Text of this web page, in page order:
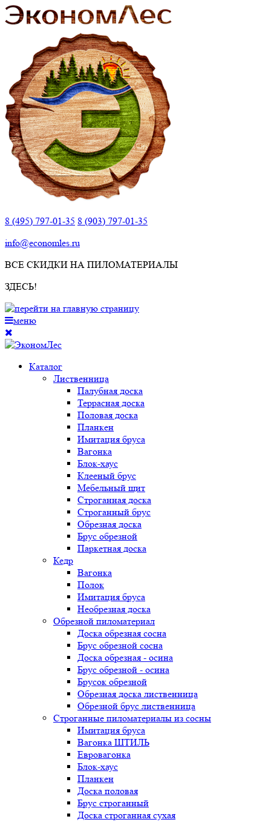
8 (495) 797-01-35 8 (903) 797-01-35
info@economles.ru
ВСЕ СКИДКИ НА ПИЛОМАТЕРИАЛЫ
ЗДЕСЬ!
меню
Каталог
Лиственница
Палубная доска
Террасная доска
Половая доска
Планкен
Имитация бруса
Вагонка
Блок-хаус
Клееный брус
Мебельный щит
Строганная доска
Строганный брус
Обрезная доска
Брус обрезной
Паркетная доска
Кедр
Вагонка
Полок
Имитация бруса
Необрезная доска
Обрезной пиломатериал
Доска обрезная сосна
Брус обрезной сосна
Доска обрезная - осина
Брус обрезной - осина
Брусок обрезной
Обрезная доска лиственница
Обрезной брус лиственница
Строганные пиломатериалы из сосны
Имитация бруса
Вагонка ШТИЛЬ
Евровагонка
Блок-хаус
Планкен
Доска половая
Брус строганный
Доска строганная сухая